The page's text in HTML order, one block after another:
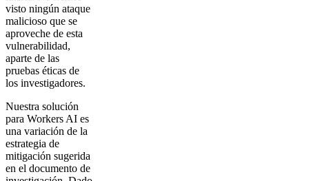
visto ningún ataque
malicioso que se
aproveche de esta
vulnerabilidad,
aparte de las
pruebas éticas de
los investigadores.
Nuestra solución
para Workers AI es
una variación de la
estrategia de
mitigación sugerida
en el documento de